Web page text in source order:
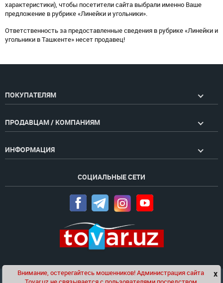
характеристики), чтобы посетители сайта выбрали именно Ваше
предложение в рубрике «Линейки и угольники».
Ответственность за предоставленные сведения в рубрике «Линейки и
угольники в Ташкенте» несет продавец!
ПОКУПАТЕЛЯМ
ПРОДАВЦАМ / КОМПАНИЯМ
ИНФОРМАЦИЯ
СОЦИАЛЬНЫЕ СЕТИ
Чат x
Внимание, остерегайтесь мошенников! Администрация сайта